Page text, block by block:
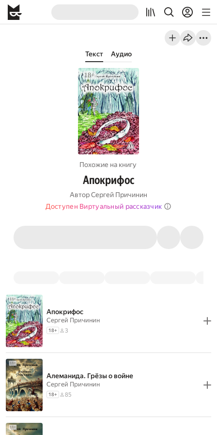
Текст Аудио
Похожие на книгу
Апокрифос
АвторСергей Причинин
Доступен Виртуальный рассказчик
Апокрифос
Сергей Причинин
18+ 3
Алеманида. Грёзы о войне
Сергей Причинин
18+ 85